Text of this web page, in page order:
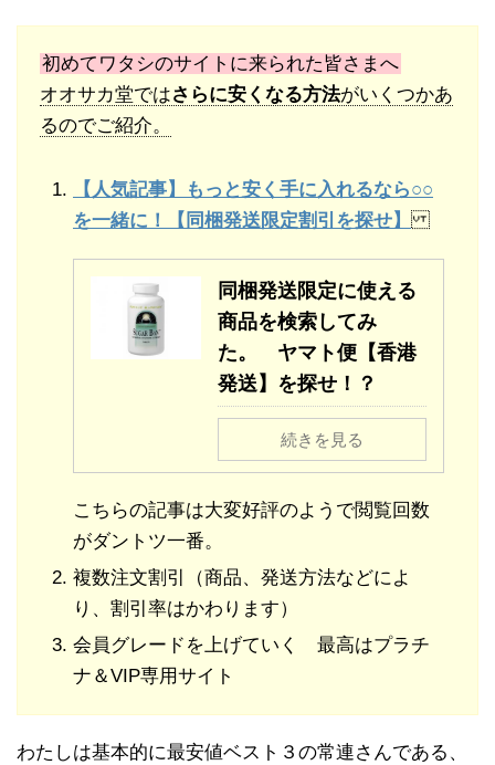
初めてワタシのサイトに来られた皆さまへ
オオサカ堂ではさらに安くなる方法がいくつかあ
るのでご紹介。
【人気記事】もっと安く手に入れるなら○○
を一緒に！【同梱発送限定割引を探せ】
同梱発送限定に使える
商品を検索してみ
た。 ヤマト便【香港
発送】を探せ！？
続きを見る
こちらの記事は大変好評のようで閲覧回数
がダントツ一番。
複数注文割引（商品、発送方法などによ
り、割引率はかわります）
会員グレードを上げていく 最高はプラチ
ナ＆VIP専用サイト
わたしは基本的に最安値ベスト３の常連さんである、